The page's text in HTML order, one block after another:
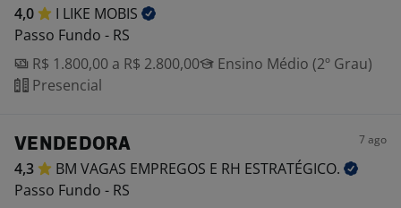
4,0 I LIKE MOBIS
Passo Fundo - RS
R$ 1.800,00 a R$ 2.800,00
Ensino Médio (2º Grau)
Presencial
VENDEDORA 7 ago
4,3 BM VAGAS EMPREGOS E RH ESTRATÉGICO.
Passo Fundo - RS